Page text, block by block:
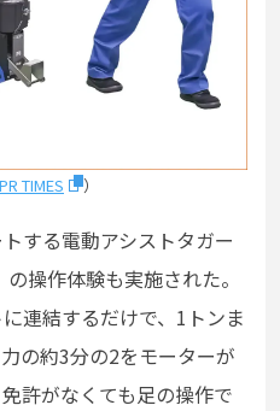
PR TIMES ）
する電動アシストタガー
の操作体験も実施された。
連結するだけで、1トンま
の約3分の2をモーターが
許がなくても足の操作で